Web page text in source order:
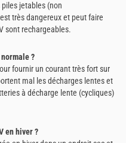
jetables (non
très dangereux et peut faire
sont rechargeables.
?
fournir un courant très fort sur
mal les décharges lentes et
à décharge lente (cycliques)
en hiver ?